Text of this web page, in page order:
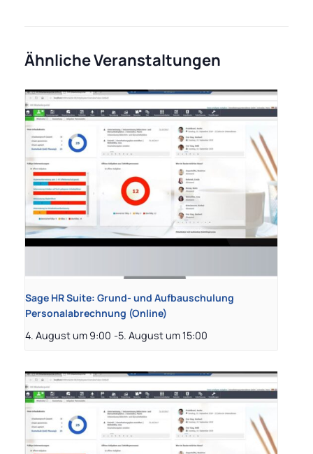
Ähnliche Veranstaltungen
Sage HR Suite: Grund- und Aufbauschulung
Personalabrechnung (Online)
4. August um 9:00 -5. August um 15:00